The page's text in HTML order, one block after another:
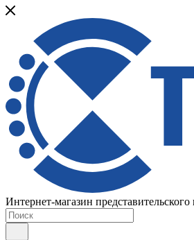
Интернет-магазин представительского